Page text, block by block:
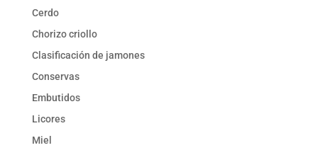
Cerdo
Chorizo criollo
Clasificación de jamones
Conservas
Embutidos
Licores
Miel